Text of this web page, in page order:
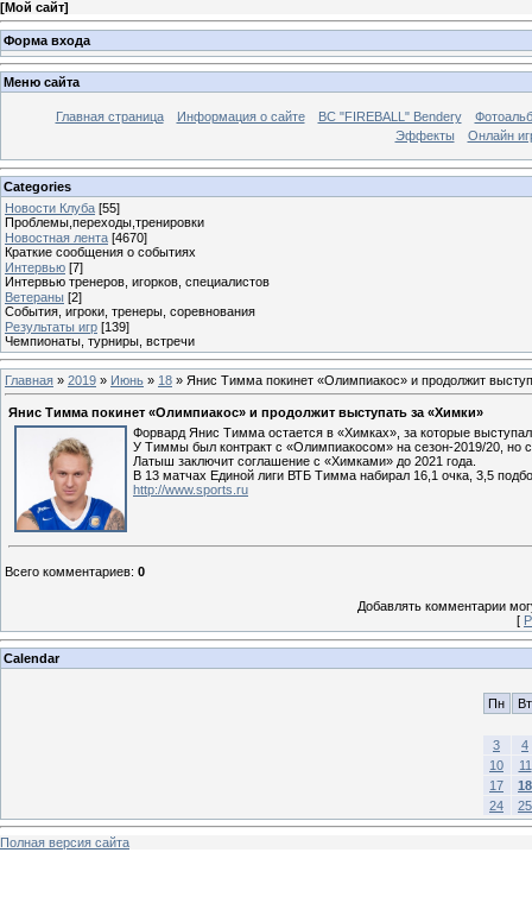
[Мой сайт]
Форма входа
Меню сайта
Главная страница Информация о сайте BC "FIREBALL" Bendery
Эффекты
Онлайн
Categories
Новости Клуба [55]
Проблемы,переходы,тренировки
Новостная лента [4670]
Краткие сообщения о событиях
Интервью [7]
Интервью тренеров, игорков, специалистов
Ветераны [2]
События, игроки, тренеры, соревнования
Результаты игр [139]
Чемпионаты, турниры, встречи
Главная » 2019 » Июнь » 18 » Янис Тимма покинет «Олимпиакос» и продолжит
Янис Тимма покинет «Олимпиакос» и продолжит выступать за «Химки»
Форвард Янис Тимма остается в «Химках», за которые
У Тиммы был контракт с «Олимпиакосом» на сезон-2019/20, но
Латыш заключит соглашение с «Химками» до 2021 года.
В 13 матчах Единой лиги ВТБ Тимма набирал 16,1 очка, 3,5
http://www.sports.ru
Всего комментариев: 0
Добавлять комментарии
[
Calendar
Пн Вт
3
4
10
11
17
18
24
25
Полная версия сайта